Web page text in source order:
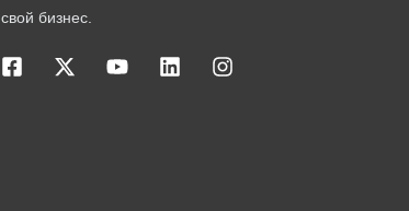
свой бизнес.